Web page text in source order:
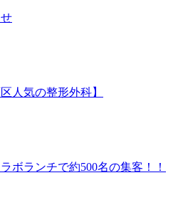
人気の整形外科】
ボランチで約500名の集客！！